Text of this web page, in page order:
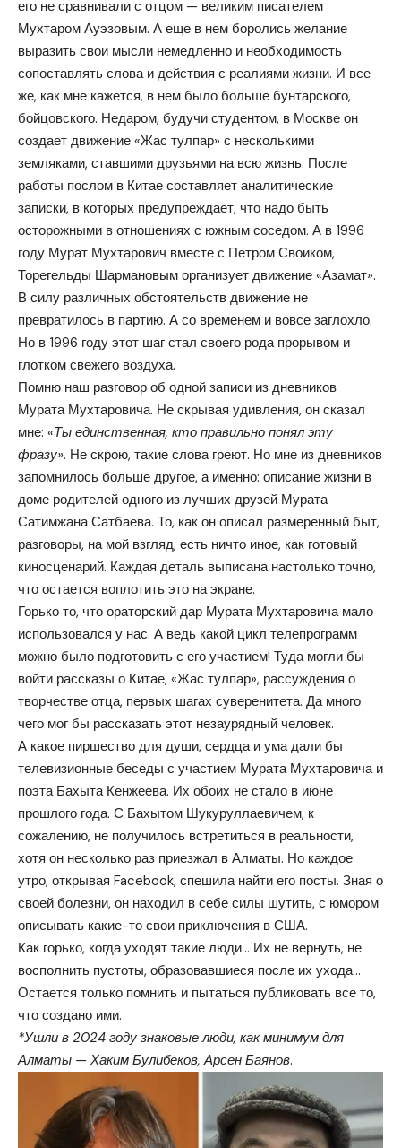
его не сравнивали с отцом — великим писателем
Мухтаром Ауэзовым. А еще в нем боролись желание
выразить свои мысли немедленно и необходимость
сопоставлять слова и действия с реалиями жизни. И все
же, как мне кажется, в нем было больше бунтарского,
бойцовского. Недаром, будучи студентом, в Москве он
создает движение «Жас тулпар» с несколькими
земляками, ставшими друзьями на всю жизнь. После
работы послом в Китае составляет аналитические
записки, в которых предупреждает, что надо быть
осторожными в отношениях с южным соседом. А в 1996
году Мурат Мухтарович вместе с Петром Своиком,
Торегельды Шармановым организует движение «Азамат».
В силу различных обстоятельств движение не
превратилось в партию. А со временем и вовсе заглохло.
Но в 1996 году этот шаг стал своего рода прорывом и
глотком свежего воздуха.
Помню наш разговор об одной записи из дневников
Мурата Мухтаровича. Не скрывая удивления, он сказал
мне: «Ты единственная, кто правильно понял эту
фразу». Не скрою, такие слова греют. Но мне из дневников
запомнилось больше другое, а именно: описание жизни в
доме родителей одного из лучших друзей Мурата
Сатимжана Сатбаева. То, как он описал размеренный быт,
разговоры, на мой взгляд, есть ничто иное, как готовый
киносценарий. Каждая деталь выписана настолько точно,
что остается воплотить это на экране.
Горько то, что ораторский дар Мурата Мухтаровича мало
использовался у нас. А ведь какой цикл телепрограмм
можно было подготовить с его участием! Туда могли бы
войти рассказы о Китае, «Жас тулпар», рассуждения о
творчестве отца, первых шагах суверенитета. Да много
чего мог бы рассказать этот незаурядный человек.
А какое пиршество для души, сердца и ума дали бы
телевизионные беседы с участием Мурата Мухтаровича и
поэта Бахыта Кенжеева. Их обоих не стало в июне
прошлого года. С Бахытом Шукуруллаевичем, к
сожалению, не получилось встретиться в реальности,
хотя он несколько раз приезжал в Алматы. Но каждое
утро, открывая Facebook, спешила найти его посты. Зная о
своей болезни, он находил в себе силы шутить, с юмором
описывать какие-то свои приключения в США.
Как горько, когда уходят такие люди… Их не вернуть, не
восполнить пустоты, образовавшиеся после их ухода…
Остается только помнить и пытаться публиковать все то,
что создано ими.
*Ушли в 2024 году знаковые люди, как минимум для
Алматы — Хаким Булибеков, Арсен Баянов.